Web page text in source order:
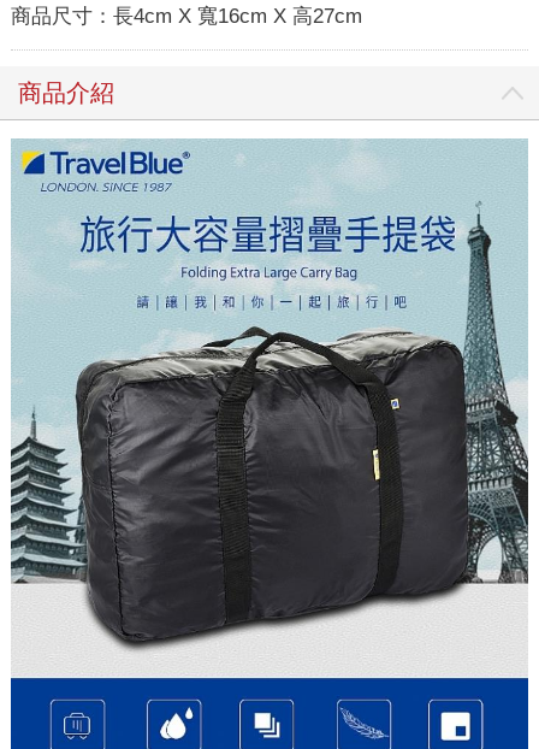
商品尺寸： 長4cm X 寬16cm X 高27cm
商品介紹